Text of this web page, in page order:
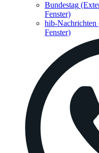
Bundestag
Fenster)
hib-Nachrichten
Fenster)